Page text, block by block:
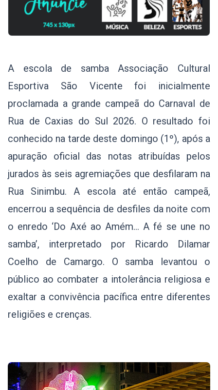
A escola de samba Associação Cultural
Esportiva São Vicente foi inicialmente
proclamada a grande campeã do Carnaval de
Rua de Caxias do Sul 2026. O resultado foi
conhecido na tarde deste domingo (1º), após a
apuração oficial das notas atribuídas pelos
jurados às seis agremiações que desfilaram na
Rua Sinimbu. A escola até então campeã,
encerrou a sequência de desfiles da noite com
o enredo ‘Do Axé ao Amém... A fé se une no
samba’, interpretado por Ricardo Dilamar
Coelho de Camargo. O samba levantou o
público ao combater a intolerância religiosa e
exaltar a convivência pacífica entre diferentes
religiões e crenças.